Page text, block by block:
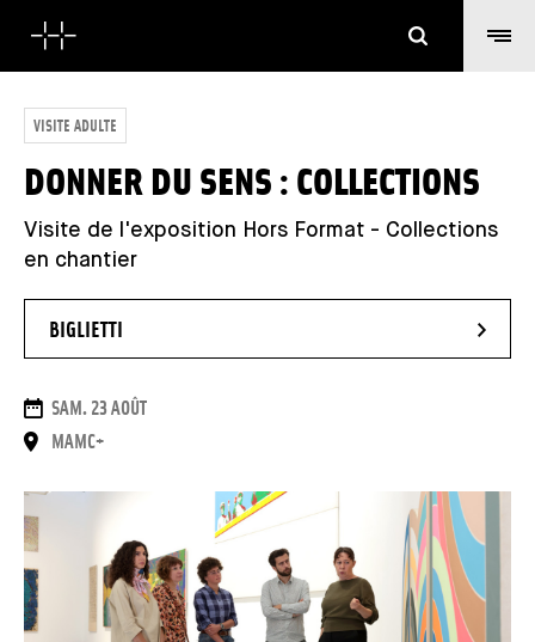
VISITE ADULTE
DONNER DU SENS : COLLECTIONS
Visite de l'exposition Hors Format - Collections
en chantier
BIGLIETTI
DATE
SAM. 23 AOÛT
LUOGO
MAMC+